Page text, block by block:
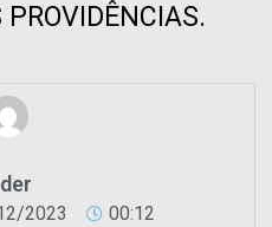
2023 00:12